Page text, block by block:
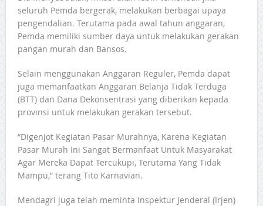
seluruh Pemda bergerak, melakukan berbagai upaya
pengendalian. Terutama pada awal tahun anggaran,
Pemda memiliki sumber daya untuk melakukan gerakan
pangan murah dan Bansos.
Selain menggunakan Anggaran Reguler, Pemda dapat
juga memanfaatkan Anggaran Belanja Tidak Terduga
(BTT) dan Dana Dekonsentrasi yang diberikan kepada
provinsi untuk melakukan gerakan tersebut.
“Digenjot Kegiatan Pasar Murahnya, Karena Kegiatan
Pasar Murah Ini Sangat Bermanfaat Untuk Masyarakat
Agar Mereka Dapat Tercukupi, Terutama Yang Tidak
Mampu,” terang Tito Karnavian.
Mendagri juga telah meminta Inspektur Jenderal (Irjen)